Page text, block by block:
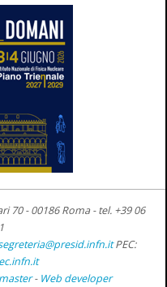
70 - 00186 Roma -tel. +39 06
PEC:
- Web developer